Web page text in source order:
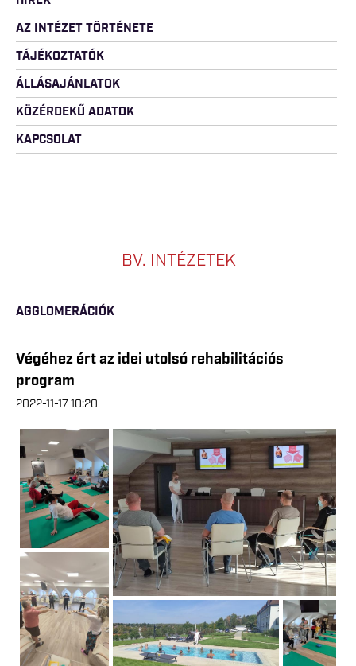
AZ INTÉZET TÖRTÉNETE
TÁJÉKOZTATÓK
ÁLLÁSAJÁNLATOK
KÖZÉRDEKŰ ADATOK
KAPCSOLAT
BV. INTÉZETEK
AGGLOMERÁCIÓK
Végéhez ért az idei utolsó rehabilitációs
program
2022-11-17 10:20